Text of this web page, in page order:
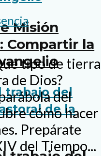
Misión
Compartir la
tipo de tierra
de Dios?
del
cómo hacer
Prepárate
del Tiempo...